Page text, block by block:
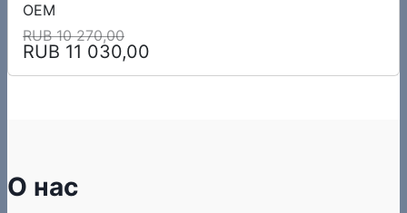
OEM
RUB 10 270,00
RUB 11 030,00
О нас